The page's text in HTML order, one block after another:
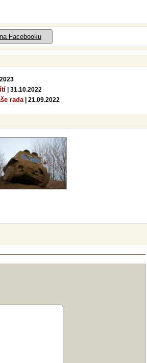
Facebooku
| 31.10.2022
rada| 21.09.2022